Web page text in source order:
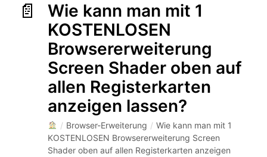
Wie kann man mit 1
KOSTENLOSEN
Browsererweiterung
Screen Shader oben auf
allen Registerkarten
anzeigen lassen?
/ Browser-Erweiterung / Wie kann man mit 1
KOSTENLOSEN Browsererweiterung Screen
Shader oben auf allen Registerkarten anzeigen